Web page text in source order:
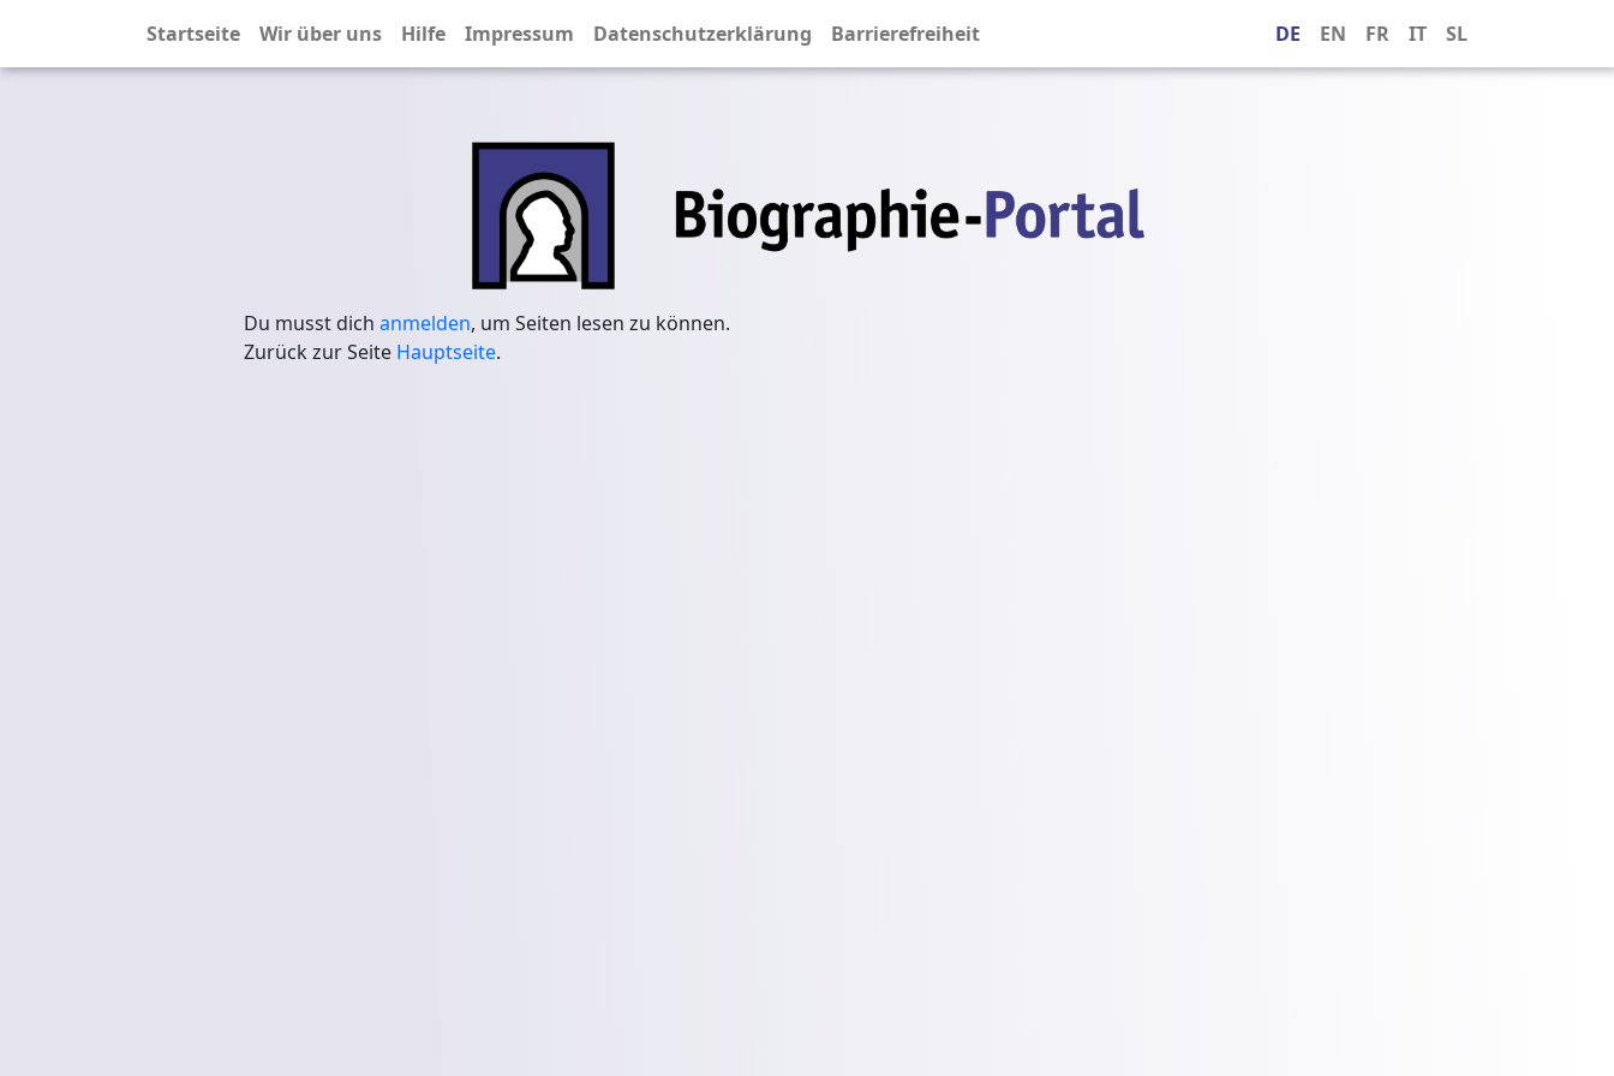
Startseite Wir über uns Hilfe Impressum Datenschutzerklärung Barrierefreiheit DE EN FR IT SL
Du musst dich anmelden, um Seiten lesen zu können.
Zurück zur Seite Hauptseite.